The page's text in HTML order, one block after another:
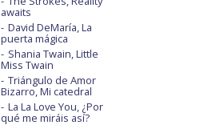
awaits
David DeMaría, La
puerta mágica
Shania Twain, Little
Miss Twain
Triángulo de Amor
Bizarro, Mi catedral
La La Love You, ¿Por
qué me miráis así?